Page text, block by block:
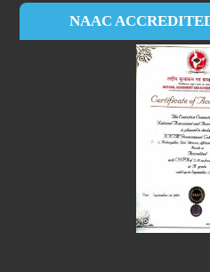
NAAC